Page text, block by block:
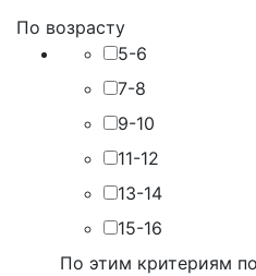
По возрасту
5-6
7-8
9-10
11-12
13-14
15-16
По этим критериям